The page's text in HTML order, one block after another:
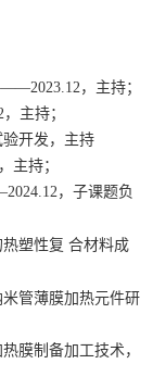
，主持；
主持；
开发，主持
主持；
，子课题负
塑性复 合材料成
管薄膜加热元件研
膜制备加工技术，